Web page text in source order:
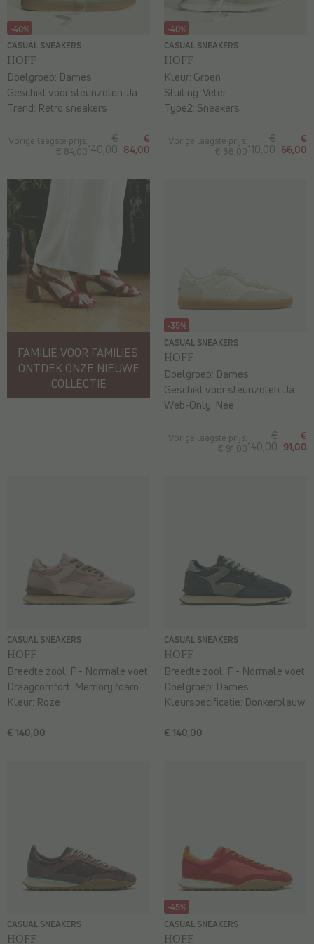
-40%
CASUAL SNEAKERS
HOFF
Vorige laagste prijs:
€ 84,00
€
140,00
€
84,00
Doelgroep: Dames
Geschikt voor steunzolen:Ja
Trend: Retro sneakers
-40%
CASUAL SNEAKERS
HOFF
Vorige laagste prijs:
€ 66,00
€
110,00
€
66,00
Kleur: Groen
Sluiting:Veter
Type2: Sneakers
FAMILIE VOOR FAMILIES:
ONTDEK ONZE NIEUWE
COLLECTIE
-35%
CASUAL SNEAKERS
HOFF
Vorige laagste prijs:
€ 91,00
€
140,00
€
91,00
Doelgroep: Dames
Geschikt voor steunzolen:Ja
Web-Only: Nee
CASUAL SNEAKERS
HOFF
€ 140,00
Breedte zool: F - Normale voet
Draagcomfort: Memory foam
Kleur: Roze
CASUAL SNEAKERS
HOFF
€ 140,00
Breedte zool: F - Normale voet
Doelgroep: Dames
Kleurspecificatie: Donkerblauw
CASUAL SNEAKERS
HOFF
-45%
CASUAL SNEAKERS
HOFF